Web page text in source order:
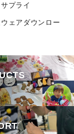
訪問された
ためのもので
ありませ
設定方法につ
。
・住所・電話
るものを指し
プライ
ェアダウンロー